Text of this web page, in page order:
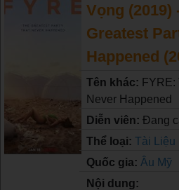
Vọng (2019)
Greatest
Happened
Tên khác: FYRE:
Never Happened
Diễn viên: Đang
Thể loại: Tài Liệu
Quốc gia: Âu Mỹ
Nội dung: